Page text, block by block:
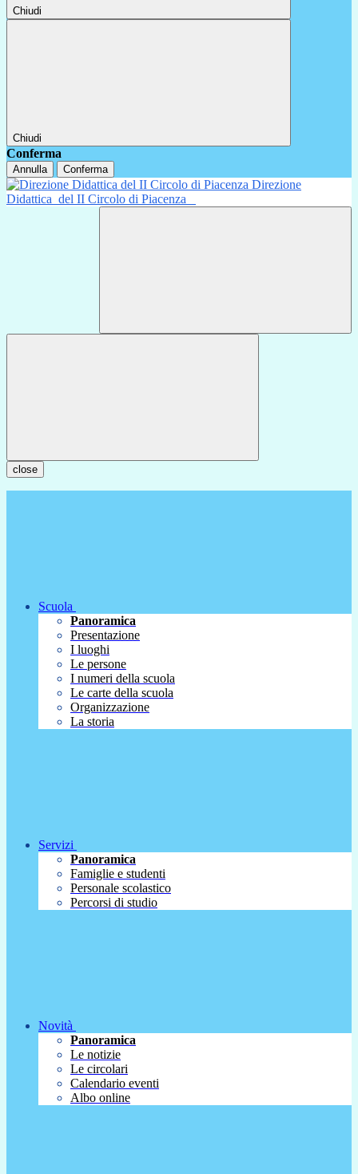
Chiudi
Chiudi
Conferma
Annulla Conferma
Direzione
Didattica del II Circolo di Piacenza
close
Scuola
Panoramica
Presentazione
I luoghi
Le persone
I numeri della scuola
Le carte della scuola
Organizzazione
La storia
Servizi
Panoramica
Famiglie e studenti
Personale scolastico
Percorsi di studio
Novità
Panoramica
Le notizie
Le circolari
Calendario eventi
Albo online